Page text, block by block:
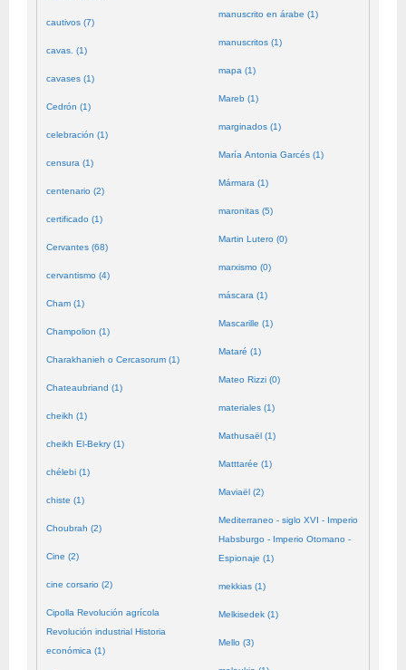
cautivos (7)
cavas. (1)
cavases (1)
Cedrón (1)
celebración (1)
censura (1)
centenario (2)
certificado (1)
Cervantes (68)
cervantismo (4)
Cham (1)
Champolion (1)
Charakhanieh o Cercasorum (1)
Chateaubriand (1)
cheikh (1)
cheikh El-Bekry (1)
chélebi (1)
chiste (1)
Choubrah (2)
Cine (2)
cine corsario (2)
Cipolla Revolución agrícola
Revolución industrial Historia
económica (1)
manuscrito en árabe (1)
manuscritos (1)
mapa (1)
Mareb (1)
marginados (1)
María Antonia Garcés (1)
Mármara (1)
maronitas (5)
Martin Lutero (0)
marxismo (0)
máscara (1)
Mascarille (1)
Mataré (1)
Mateo Rizzi (0)
materiales (1)
Mathusaël (1)
Matttarée (1)
Maviaël (2)
Mediterraneo - siglo XVI - Imperio
Habsburgo - Imperio Otomano -
Espionaje (1)
mekkias (1)
Melkisedek (1)
Mello (3)